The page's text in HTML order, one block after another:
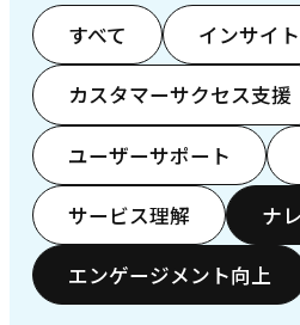
すべて インサイ
カスタマーサクセス支援
ユーザーサポート
サービス理解 ナ
エンゲージメント向上